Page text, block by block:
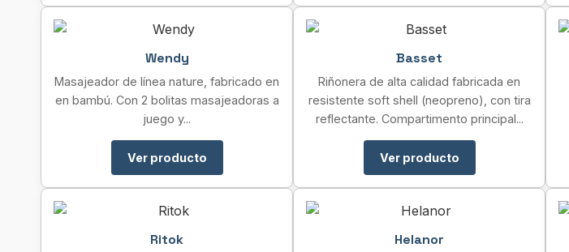
Wendy
Masajeador de línea nature, fabricado en
en bambú. Con 2 bolitas masajeadoras a
juego y...
Ver producto
Basset
Riñonera de alta calidad fabricada en
resistente soft shell (neopreno), con tira
reflectante. Compartimento principal...
Ver producto
Ritok Helanor